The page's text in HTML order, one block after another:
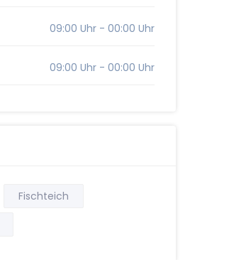
09:00 Uhr - 00:00 Uhr
09:00 Uhr - 00:00 Uhr
Fischteich